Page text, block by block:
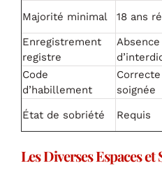
Majorité minimal
18 ans
Enregistrement
registre
Absence
Code
d’habillement
soignée
État de sobriété Requis
Les Diverses Espaces